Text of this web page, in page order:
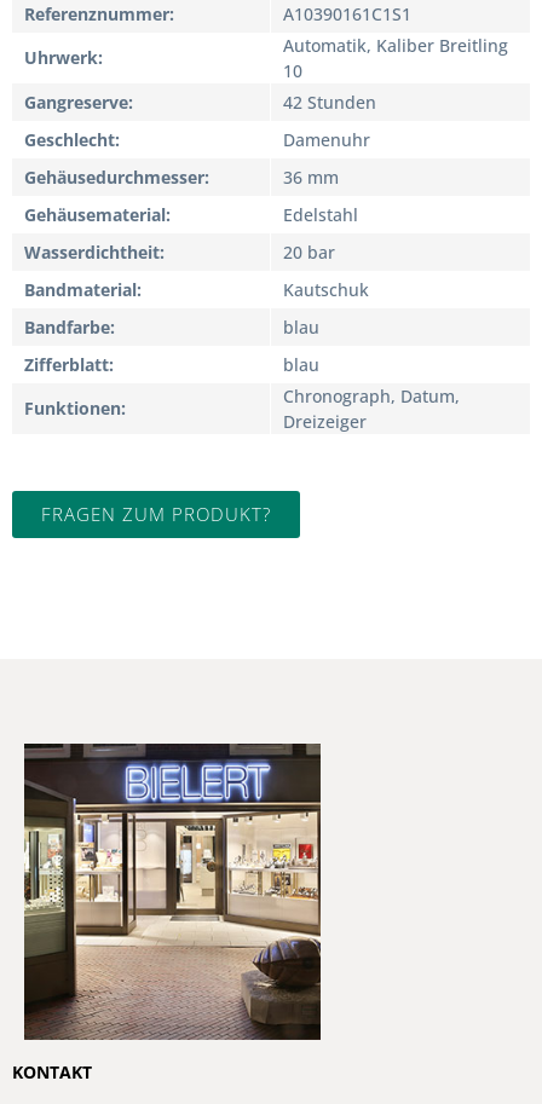
Referenznummer
A10390161C1S1
Uhrwerk
Automatik, Kaliber Breitling
10
Gangreserve
42 Stunden
Geschlecht
Damenuhr
Gehäusedurchmesser
36 mm
Gehäusematerial
Edelstahl
Wasserdichtheit
20 bar
Bandmaterial
Kautschuk
Bandfarbe
blau
Zifferblatt
blau
Funktionen
Chronograph, Datum,
Dreizeiger
FRAGEN ZUM PRODUKT?
KONTAKT